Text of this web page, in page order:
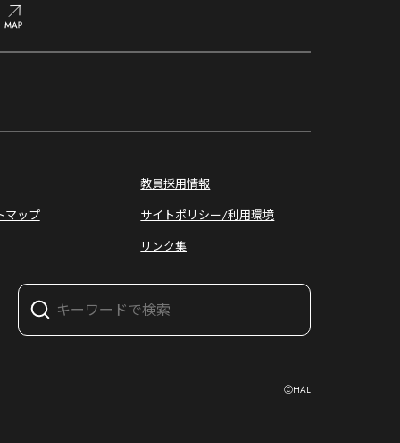
教員採用情報
マップ
サイトポリシー/利用環境
リンク集
ⒸHAL